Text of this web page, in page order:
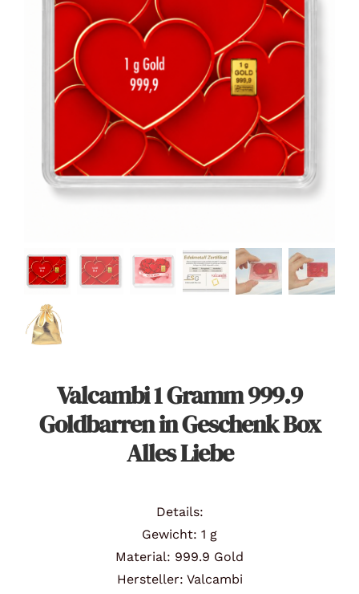
Über Uns
Kontakt
Valcambi 1 Gramm 999.9
Goldbarren in Geschenk Box
Alles Liebe
Details:
Gewicht: 1 g
Material: 999.9 Gold
Hersteller: Valcambi